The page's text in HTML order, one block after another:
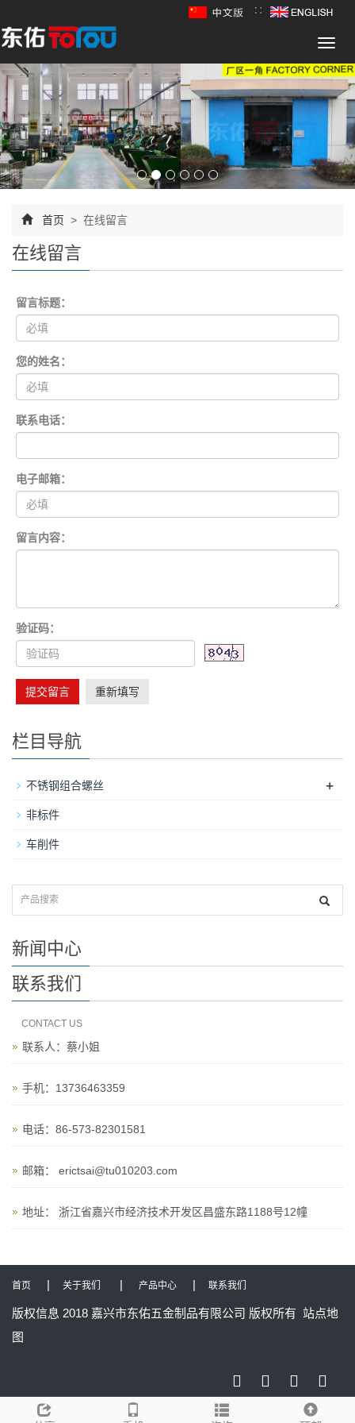
∷
首页 > 在线留言
在线留言
留言标题：
您的姓名：
联系电话：
电子邮箱：
留言内容：
验证码：
提交留言 重新填写
栏目导航
不锈钢组合螺丝 +
非标件
车削件
新闻中心
联系我们
CONTACT US
联系人：蔡小姐
手机：13736463359
电话：86-573-82301581
邮箱： erictsai@tu010203.com
地址： 浙江省嘉兴市经济技术开发区昌盛东路1188号12幢
首页 | 关于我们 | 产品中心 | 联系我们
版权信息 2018 嘉兴市东佑五金制品有限公司 版权所有 站点地
图